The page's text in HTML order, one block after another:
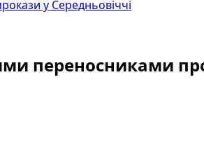
у Середньовіччі
переносниками